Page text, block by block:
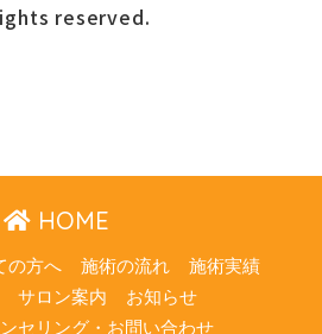
reserved.
HOME
の方へ 施術の流れ
施術実績
サロン案内
お知らせ
セリング・お問い合わせ